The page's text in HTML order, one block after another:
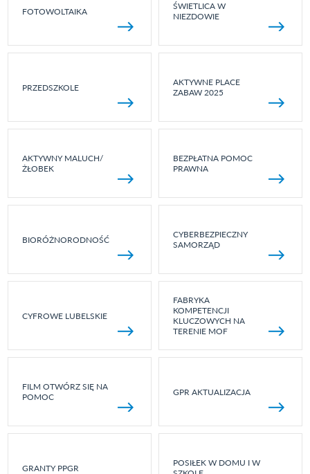
FOTOWOLTAIKA
ŚWIETLICA W
NIEZDOWIE
PRZEDSZKOLE
AKTYWNE PLACE
ZABAW 2025
AKTYWNY MALUCH/
ŻŁOBEK
BEZPŁATNA POMOC
PRAWNA
BIORÓŻNORODNOŚĆ
CYBERBEZPIECZNY
SAMORZĄD
CYFROWE LUBELSKIE
FABRYKA
KOMPETENCJI
KLUCZOWYCH NA
TERENIE MOF
FILM OTWÓRZ SIĘ NA
POMOC
GPR AKTUALIZACJA
GRANTY PPGR
POSIŁEK W DOMU I W